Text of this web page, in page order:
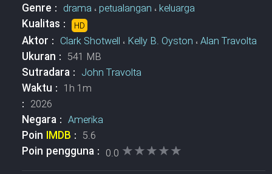
Genre : drama ،petualangan ،keluarga
Kualitas : HD
Aktor : Clark Shotwell ، Kelly B. Oyston ،Alan Travolta
Ukuran : 541 MB
Sutradara : John Travolta
Waktu : 1h 1m
: 2026
Negara : Amerika
Poin IMDB : 5.6
Poin pengguna : 0.0 ★★★★★
★★★★★